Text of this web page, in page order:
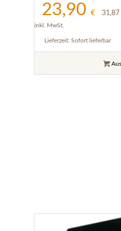
23,90 € 31,87
inkl. MwSt.
Lieferzeit: Sofort lieferbar